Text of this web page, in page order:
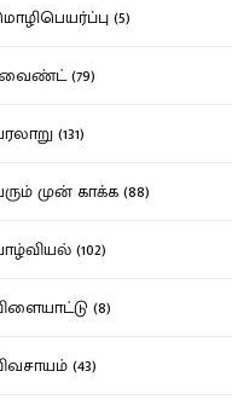
(5)
(79)
(131)
முன் காக்க (88)
(102)
(8)
(43)